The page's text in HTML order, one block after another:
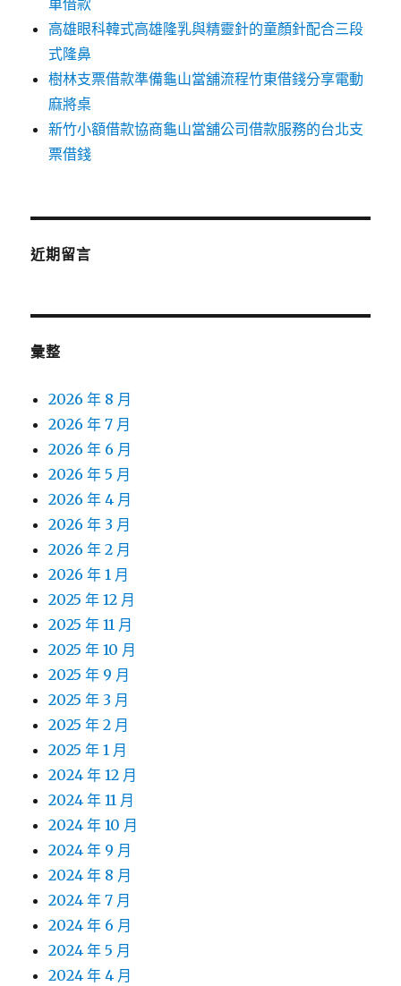
車借款
高雄眼科韓式高雄隆乳與精靈針的童顏針配合三段
式隆鼻
樹林支票借款準備龜山當舖流程竹東借錢分享電動
麻將桌
新竹小額借款協商龜山當舖公司借款服務的台北支
票借錢
近期留言
彙整
2026 年 8 月
2026 年 7 月
2026 年 6 月
2026 年 5 月
2026 年 4 月
2026 年 3 月
2026 年 2 月
2026 年 1 月
2025 年 12 月
2025 年 11 月
2025 年 10 月
2025 年 9 月
2025 年 3 月
2025 年 2 月
2025 年 1 月
2024 年 12 月
2024 年 11 月
2024 年 10 月
2024 年 9 月
2024 年 8 月
2024 年 7 月
2024 年 6 月
2024 年 5 月
2024 年 4 月